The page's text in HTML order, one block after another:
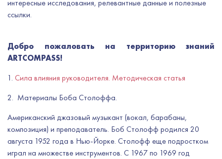
интересные исследования, релевантные данные и полезные
ссылки.
Добро пожаловать на территорию знаний
ARTCOMPASS!
1. Сила влияния руководителя. Методическая статья
2. Материалы Боба Столоффа.
Американский джазовый музыкант (вокал, барабаны,
композиция) и преподаватель. Боб Столофф родился 20
августа 1952 года в Нью-Йорке. Столофф еще подростком
играл на множестве инструментов. С 1967 по 1969 год